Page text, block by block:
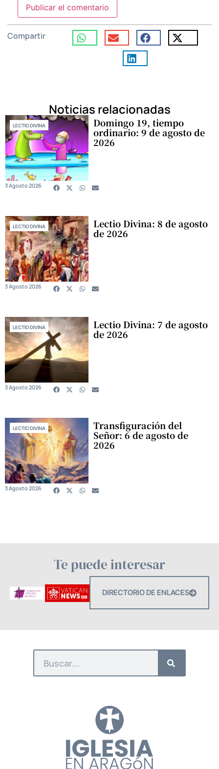
Compartir
Noticias relacionadas
LECTIO DIVINA Domingo 19, tiempo
ordinario: 9 de agosto de
2026
3 Agosto 2026
LECTIO DIVINA Lectio Divina: 8 de agosto
de 2026
3 Agosto 2026
LECTIO DIVINA Lectio Divina: 7 de agosto
de 2026
3 Agosto 2026
LECTIO DIVINA Transfiguración del
Señor: 6 de agosto de
2026
3 Agosto 2026
Te puede interesar
DIRECTORIO DE ENLACES